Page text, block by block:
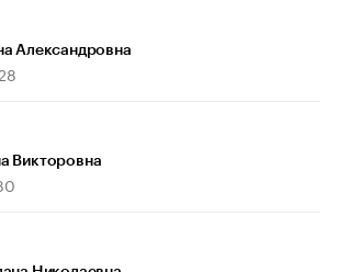
Александровна
Викторовна